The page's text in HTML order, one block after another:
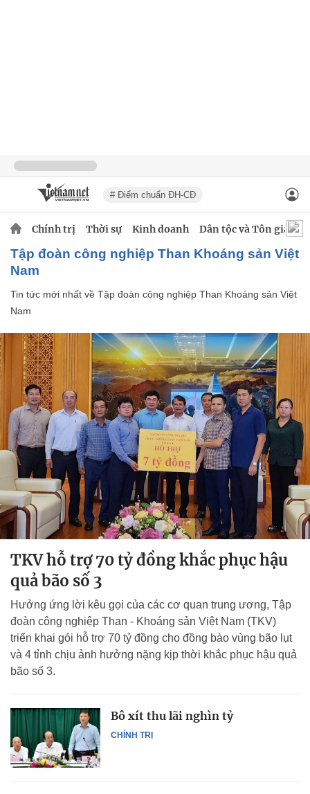
# Điểm chuẩn ĐH-CĐ
Chính trị Thời sự Kinh doanh Dân tộc và Tôn giáo
Tập đoàn công nghiệp Than Khoáng sản Việt
Nam
Tin tức mới nhất về Tập đoàn công nghiệp Than Khoáng sản Việt
Nam
TKV hỗ trợ 70 tỷ đồng khắc phục hậu
quả bão số 3
Hưởng ứng lời kêu gọi của các cơ quan trung ương, Tập
đoàn công nghiệp Than - Khoáng sản Việt Nam (TKV)
triển khai gói hỗ trợ 70 tỷ đồng cho đồng bào vùng bão lụt
và 4 tỉnh chịu ảnh hưởng nặng kịp thời khắc phục hậu quả
bão số 3.
CHÍNH TRỊ
Bô xít thu lãi nghìn tỷ